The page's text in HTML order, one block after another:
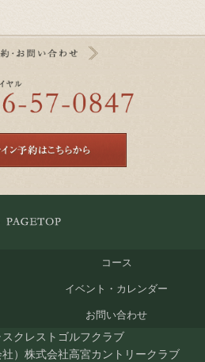
コース
イベント・カレンダー
お問い合わせ
スクレストゴルフクラブ
社）株式会社高宮カントリークラブ